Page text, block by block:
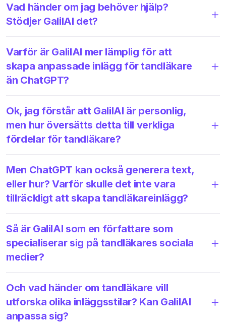
Vad händer om jag behöver hjälp?
Stödjer GalilAI det?
Varför är GalilAI mer lämplig för att
skapa anpassade inlägg för tandläkare
än ChatGPT?
Ok, jag förstår att GalilAI är personlig,
men hur översätts detta till verkliga
fördelar för tandläkare?
Men ChatGPT kan också generera text,
eller hur? Varför skulle det inte vara
tillräckligt att skapa tandläkareinlägg?
Så är GalilAI som en författare som
specialiserar sig på tandläkares sociala
medier?
Och vad händer om tandläkare vill
utforska olika inläggsstilar? Kan GalilAI
anpassa sig?